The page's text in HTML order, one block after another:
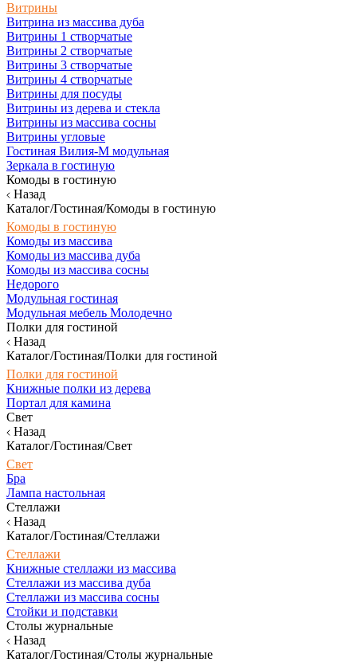
Витрины
Витрина из массива дуба
Витрины 1 створчатые
Витрины 2 створчатые
Витрины 3 створчатые
Витрины 4 створчатые
Витрины для посуды
Витрины из дерева и стекла
Витрины из массива сосны
Витрины угловые
Гостиная Вилия-М модульная
Зеркала в гостиную
Комоды в гостиную
Назад
Каталог/Гостиная/Комоды в гостиную
Комоды в гостиную
Комоды из массива
Комоды из массива дуба
Комоды из массива сосны
Недорого
Модульная гостиная
Модульная мебель Молодечно
Полки для гостиной
Назад
Каталог/Гостиная/Полки для гостиной
Полки для гостиной
Книжные полки из дерева
Портал для камина
Свет
Назад
Каталог/Гостиная/Свет
Свет
Бра
Лампа настольная
Стеллажи
Назад
Каталог/Гостиная/Стеллажи
Стеллажи
Книжные стеллажи из массива
Стеллажи из массива дуба
Стеллажи из массива сосны
Стойки и подставки
Столы журнальные
Назад
Каталог/Гостиная/Столы журнальные